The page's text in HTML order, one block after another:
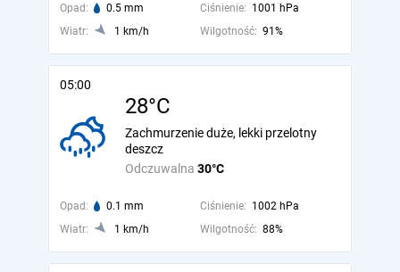
Opad: 0.5 mm Ciśnienie: 1001 hPa
Wiatr:
1 km/h Wilgotność: 91%
05:00
28°C
Odczuwalna 30°C
Zachmurzenie duże, lekki przelotny
deszcz
Opad: 0.1 mm Ciśnienie: 1002 hPa
Wiatr:
1 km/h Wilgotność: 88%